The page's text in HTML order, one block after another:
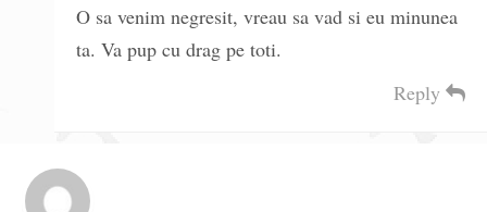
O sa venim negresit, vreau sa vad si eu minunea
ta. Va pup cu drag pe toti.
Reply